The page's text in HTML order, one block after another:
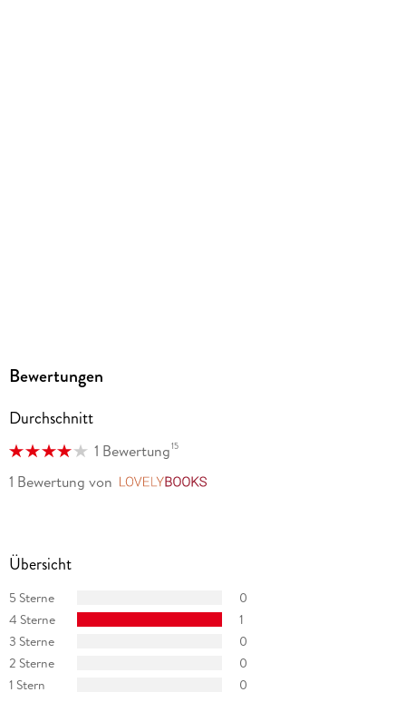
Bewertungen
Durchschnitt
1 Bewertung15
1 Bewertung von
Übersicht
5 Sterne
0
4 Sterne
1
3 Sterne
0
2 Sterne
0
1 Stern
0